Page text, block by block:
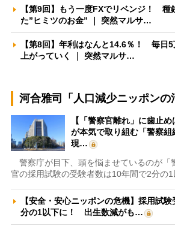
【第9回】もう一度FXでリベンジ！ 種
た”ヒミツのお金” ｜ 突然マルサ…
【第8回】年利はなんと14.6％！ 毎日
上がっていく ｜ 突然マルサ…
河合雅司「人口減少ニッポンの
【「警察官離れ」に歯止
が本気で取り組む「警察
現…
警察庁が目下、頭を悩ませているのが「
官の採用試験の受験者数は10年間で2分の
【安全・安心ニッポンの危機】採用試
分の1以下に！ 出生数減がも…